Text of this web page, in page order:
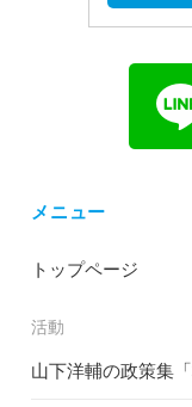
メニュー
トップページ
活動
山下洋輔の政策集